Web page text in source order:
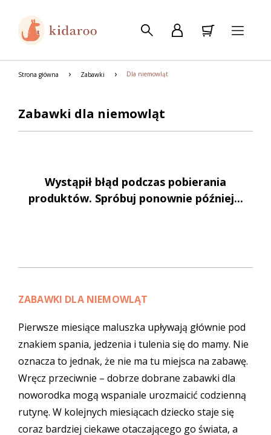
Strona główna Zabawki Dla niemowląt
Zabawki dla niemowląt
Wystąpił błąd podczas pobierania
produktów. Spróbuj ponownie później...
ZABAWKI DLA NIEMOWLĄT
Pierwsze miesiące maluszka upływają głównie pod
znakiem spania, jedzenia i tulenia się do mamy. Nie
oznacza to jednak, że nie ma tu miejsca na zabawę.
Wręcz przeciwnie – dobrze dobrane zabawki dla
noworodka mogą wspaniale urozmaicić codzienną
rutynę. W kolejnych miesiącach dziecko staje się
coraz bardziej ciekawe otaczającego go świata, a